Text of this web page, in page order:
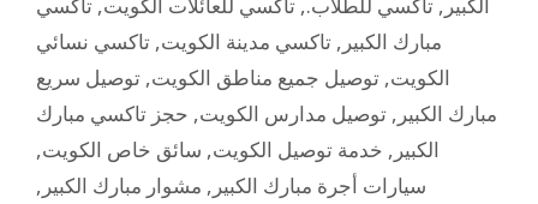
مبارك الكبير , تاكسي مدينة الكويت, تاكسي نسائي
الكويت, توصيل جميع مناطق الكويت, توصيل سريع
مبارك الكبير , توصيل مدارس الكويت, حجز تاكسي مبارك
الكبير , خدمة توصيل الكويت, سائق خاص الكويت,
سيارات أجرة مبارك الكبير , مشوار مبارك الكبير ,